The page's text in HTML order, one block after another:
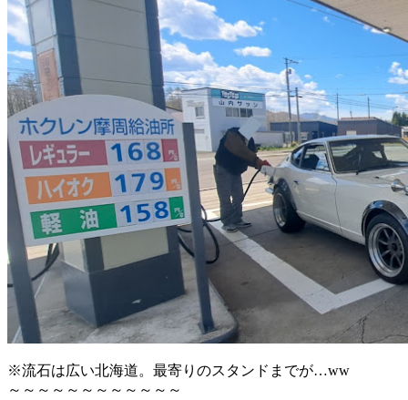
※流石は広い北海道。最寄りのスタンドまでが…ww
～～～～～～～～～～～～